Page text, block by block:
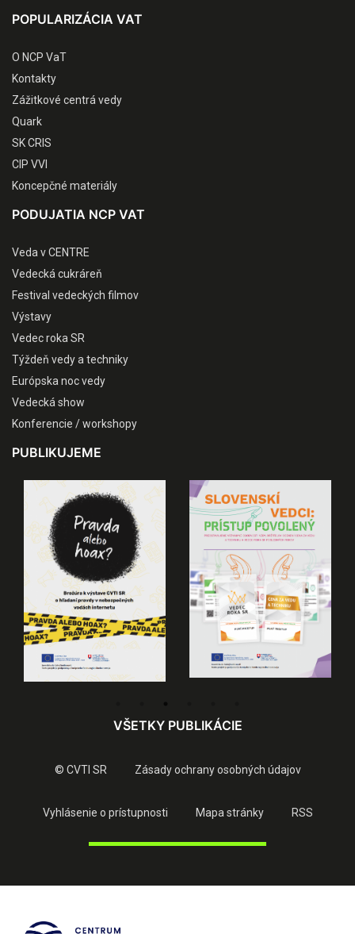
POPULARIZÁCIA VAT
O NCP VaT
Kontakty
Zážitkové centrá vedy
Quark
SK CRIS
CIP VVI
Koncepčné materiály
PODUJATIA NCP VAT
Veda v CENTRE
Vedecká cukráreň
Festival vedeckých filmov
Výstavy
Vedec roka SR
Týždeň vedy a techniky
Európska noc vedy
Vedecká show
Konferencie / workshopy
PUBLIKUJEME
VŠETKY PUBLIKÁCIE
© CVTI SR Zásady ochrany osobných údajov
Vyhlásenie o prístupnosti Mapa stránky RSS